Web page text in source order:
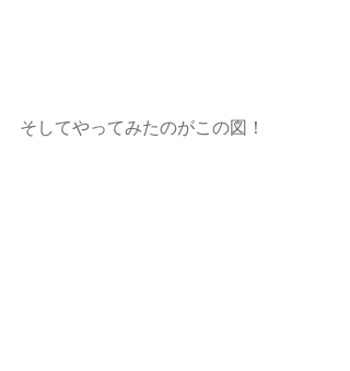
そしてやってみたのがこの図！